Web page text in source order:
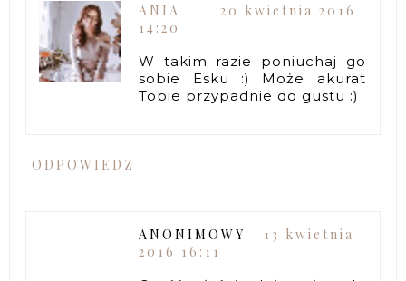
ANIA
20 kwietnia 2016
14:20
W takim razie poniuchaj go
sobie Esku :) Może akurat
Tobie przypadnie do gustu :)
ODPOWIEDZ
ANONIMOWY
13 kwietnia
2016 16:11